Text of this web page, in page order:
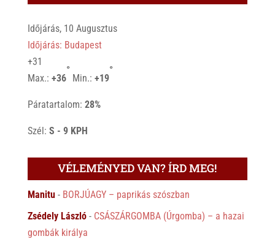
Időjárás, 10 Augusztus
Időjárás: Budapest
+31
Max.: +36
°
Min.: +19
°
Páratartalom: 28%
Szél: S - 9 KPH
VÉLEMÉNYED VAN? ÍRD MEG!
Manitu- BORJÚAGY – paprikás szószban
Zsédely László- CSÁSZÁRGOMBA (Úrgomba) – a hazai
gombák királya